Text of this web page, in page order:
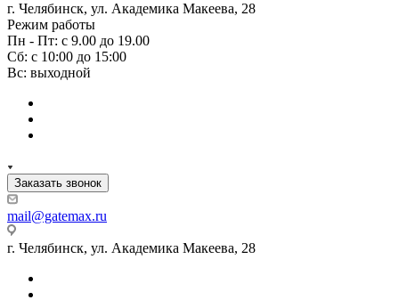
г. Челябинск, ул. Академика Макеева, 28
Режим работы
Пн - Пт: с 9.00 до 19.00
Сб: с 10:00 до 15:00
Вс: выходной
Заказать звонок
mail@gatemax.ru
г. Челябинск, ул. Академика Макеева, 28